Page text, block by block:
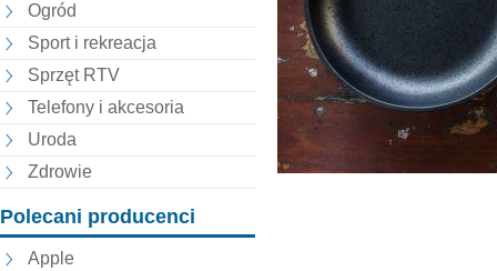
Ogród
Sport i rekreacja
Sprzęt RTV
Telefony i akcesoria
Uroda
Zdrowie
Polecani producenci
Apple